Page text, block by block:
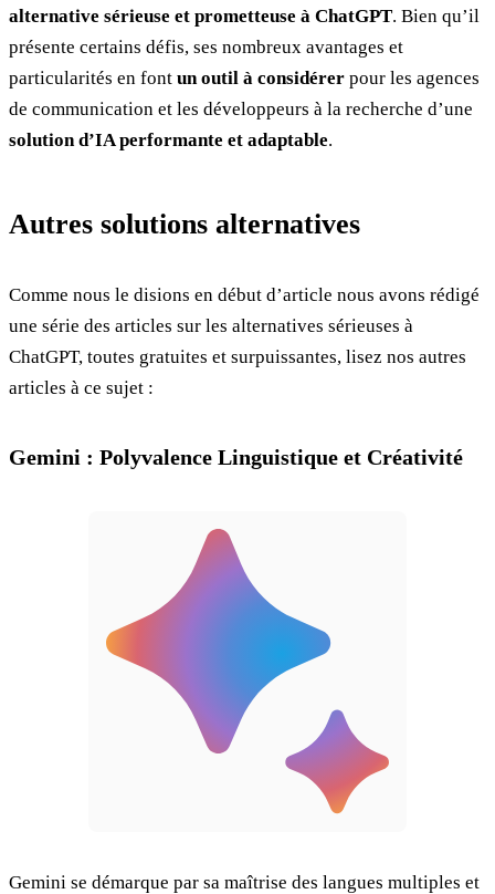
alternative sérieuse et prometteuse à ChatGPT. Bien qu’il
présente certains défis, ses nombreux avantages et
particularités en font un outil à considérer pour les agences
de communication et les développeurs à la recherche d’une
solution d’IA performante et adaptable.
Autres solutions alternatives
Comme nous le disions en début d’article nous avons rédigé
une série des articles sur les alternatives sérieuses à
ChatGPT, toutes gratuites et surpuissantes, lisez nos autres
articles à ce sujet :
Gemini : Polyvalence Linguistique et Créativité
Gemini se démarque par sa maîtrise des langues multiples et